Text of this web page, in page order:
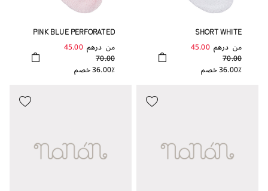
SHORT WHITE
BOW
من درهم 45.00
70.00
36.00٪ خصم
PINK BLUE PERFORATED
من درهم 45.00
70.00
36.00٪ خصم